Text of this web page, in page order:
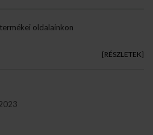
oldalainkon
[RÉSZLETEK]